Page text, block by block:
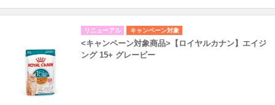
リニューアル キャンペーン対象
<キャンペーン対象商品>【ロイヤルカナン】エイジ
ング 15+ グレービー